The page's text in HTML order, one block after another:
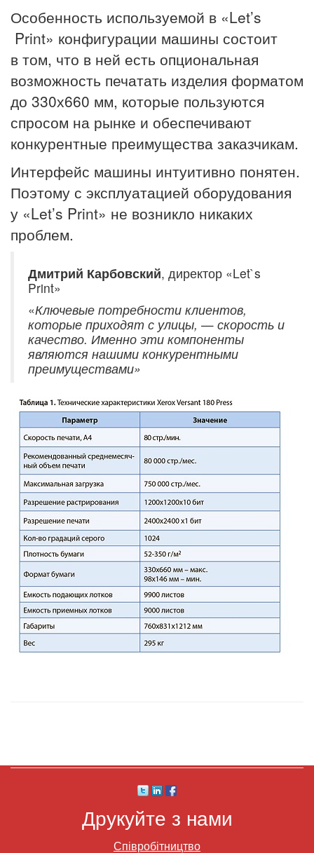
Особенность используемой в «Let’s
Print» конфигурации машины состоит
в том, что в ней есть опциональная
возможность печатать изделия форматом
до 330х660 мм, которые пользуются
спросом на рынке и обеспечивают
конкурентные преимущества заказчикам.
Интерфейс машины интуитивно понятен.
Поэтому с эксплуатацией оборудования
у «Let’s Print» не возникло никаких
проблем.
Дмитрий Карбовский, директор «Let`s
Print»
«Ключевые потребности клиентов,
которые приходят с улицы, — скорость и
качество. Именно эти компоненты
являются нашими конкурентными
преимуществами»
Друкуйте з нами
Співробітництво